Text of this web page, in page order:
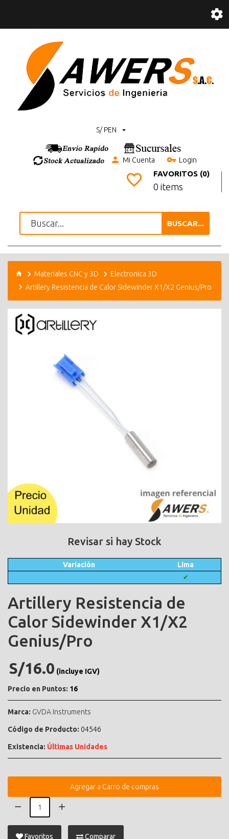
S/ PEN
Mi Cuenta Login
FAVORITOS (0)
0 items
BUSCAR...
Materiales CNC y 3D
Electronica 3D
Artillery Resistencia de Calor Sidewinder X1/X2 Genius/Pro
Revisar si hay Stock
Variación Lima
✔
Artillery Resistencia de
Calor Sidewinder X1/X2
Genius/Pro
S/16.0 (incluye IGV)
Precio en Puntos: 16
Marca: GVDA Instruments
Código de Producto: 04546
Existencia: Últimas Unidades
Agregar a Carro de compras
Favoritos Comparar